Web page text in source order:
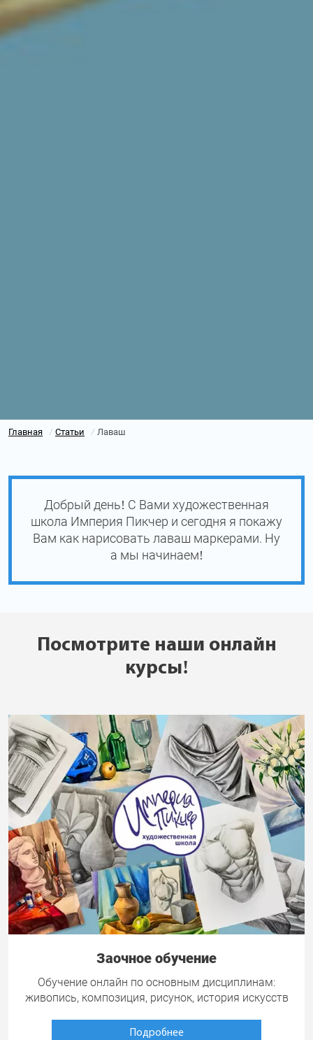
Главная / Статьи / Лаваш
Добрый день! С Вами художественная
школа Империя Пикчер и сегодня я покажу
Вам как нарисовать лаваш маркерами. Ну
а мы начинаем!
Посмотрите наши онлайн
курсы!
Заочное обучение
Обучение онлайн по основным дисциплинам:
живопись, композиция, рисунок, история искусств
Подробнее